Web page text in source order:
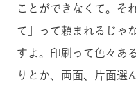
ことができなくて。そ
て」って頼まれるじゃ
すよ。印刷って色々あ
りとか、両面、片面選